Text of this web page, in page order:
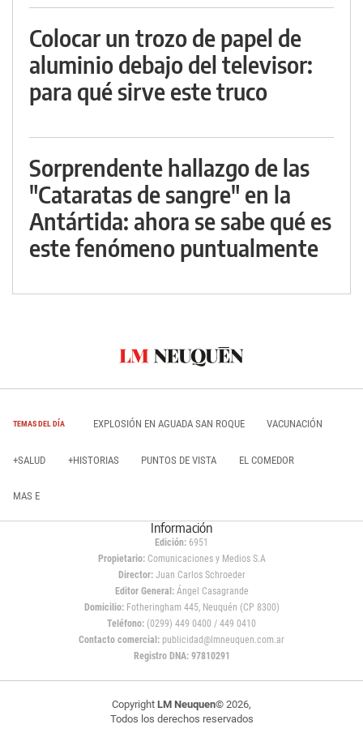
Colocar un trozo de papel de
aluminio debajo del televisor:
para qué sirve este truco
Sorprendente hallazgo de las
"Cataratas de sangre" en la
Antártida: ahora se sabe qué es
este fenómeno puntualmente
TEMAS DEL DÍA EXPLOSIÓN EN AGUADA SAN ROQUE VACUNACIÓN
+SALUD +HISTORIAS PUNTOS DE VISTA EL COMEDOR
MAS E
Información
Edición: 6951
Propietario:Comunicaciones y Medios S.A
Director: Juan Carlos Schroeder
Editor General:Ángel Casagrande
Domicilio:Fotheringham 445, Neuquén (CP 8300)
Teléfono: (0299) 449 0400 / 449 0410
Contacto comercial: publicidad@lmneuquen.com.ar
Registro DNA: 97810291
Copyright LM Neuquen© 2026,
Todos los derechos reservados